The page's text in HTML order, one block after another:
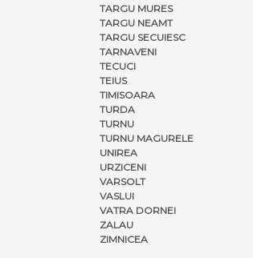
TARGU MURES
TARGU NEAMT
TARGU SECUIESC
TARNAVENI
TECUCI
TEIUS
TIMISOARA
TURDA
TURNU
TURNU MAGURELE
UNIREA
URZICENI
VARSOLT
VASLUI
VATRA DORNEI
ZALAU
ZIMNICEA